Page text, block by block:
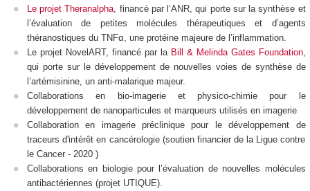
Le projet Theranalpha , financé par l’ANR, qui porte sur la synthèse et
l’évaluation de petites molécules thérapeutiques et d’agents
théranostiques du TNFα, une protéine majeure de l’inflammation.
Le projet NovelART, financé par la Bill & Melinda Gates Foundation,
qui porte sur le développement de nouvelles voies de synthèse de
l’artémisinine, un anti-malarique majeur.
Collaborations en bio-imagerie et physico-chimie pour le
développement de nanoparticules et marqueurs utilisés en imagerie
Collaboration en imagerie préclinique pour le développement de
traceurs d'intérêt en cancérologie (soutien financier de la Ligue contre
le Cancer - 2020 )
Collaborations en biologie pour l’évaluation de nouvelles molécules
antibactériennes (projet UTIQUE).